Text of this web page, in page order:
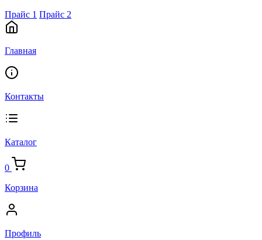
Прайс 1 Прайс 2
Главная
Контакты
Каталог
0
Корзина
Профиль